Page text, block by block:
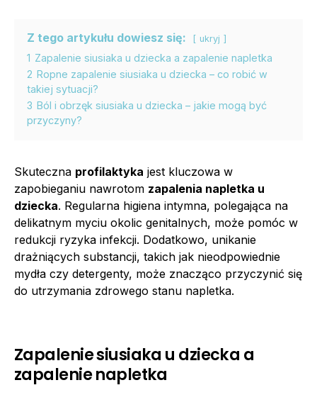
Z tego artykułu dowiesz się: ukryj
1 Zapalenie siusiaka u dziecka a zapalenie napletka
2 Ropne zapalenie siusiaka u dziecka – co robić w
takiej sytuacji?
3 Ból i obrzęk siusiaka u dziecka – jakie mogą być
przyczyny?
Skuteczna profilaktyka jest kluczowa w
zapobieganiu nawrotom zapalenia napletka u
dziecka. Regularna higiena intymna, polegająca na
delikatnym myciu okolic genitalnych, może pomóc w
redukcji ryzyka infekcji. Dodatkowo, unikanie
drażniących substancji, takich jak nieodpowiednie
mydła czy detergenty, może znacząco przyczynić się
do utrzymania zdrowego stanu napletka.
Zapalenie siusiaka u dziecka a
zapalenie napletka